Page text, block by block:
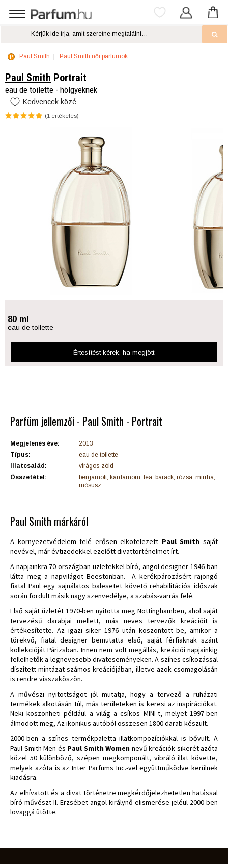
Paul Smith Paul Smith női parfümök
Paul Smith Portrait
eau de toilette - hölgyeknek
Kedvencek közé
(1 értékelés)
80 ml
eau de toilette
Értesítést kérek, ha megjött
Parfüm jellemzői - Paul Smith - Portrait
Megjelenés éve:
2013
Típus:
eau de toilette
Illatcsalád:
virágos-zöld
Összetétel:
bergamott, kardamom, tea, barack, rózsa, mirrha,
mósusz
Paul Smith márkáról
A környezetvédelem felé erősen elkötelezett Paul Smithsaját
nevével, már évtizedekkel ezelőtt divattörténelmet írt.
A napjainkra 70 országban üzletekkel bíró, angol designer 1946-ban
látta meg a napvilágot Beestonban. A kerékpározásért rajongó
fiatal Paul egy sajnálatos balesetet követő rehabilitációs időszak
során fordult másik nagy szenvedélye, a szabás-varrás felé.
Első saját üzletét 1970-ben nyitotta meg Nottinghamben, ahol saját
tervezésű darabjai mellett, más neves tervezők kreációit is
értékesítette. Az igazi siker 1976 után köszöntött be, amikor a
törekvő, fiatal designer bemutatta első, saját férfiaknak szánt
kollekcióját Párizsban. Innen nem volt megállás, kreációi napjainkig
fellelhetők a legnevesebb divateseményeken. A színes csíkozással
díszített mintázat számos kreációjában, illetve azok csomagolásán
is rendre visszaköszön.
A művészi nyitottságot jól mutatja, hogy a tervező a ruházati
termékek alkotásán túl, más területeken is keresi az inspirációkat.
Neki köszönheti például a világ a csíkos MINI-t, melyet 1997-ben
álmodott meg, Az ikonikus autóból összesen 1800 darab készült.
2000-ben a színes termékpaletta illatkompozíciókkal is bővült. A
Paul Smith Men és Paul Smith Women nevű kreációk sikerét azóta
közel 50 különböző, szépen megkomponált, vibráló illat követte,
melyek azóta is az Inter Parfums Inc.-vel együttműködve kerülnek
kiadásra.
Az elhívatott és a divat történetre megkérdőjelezhetetlen hatással
bíró művészt II. Erzsébet angol királynő elismerése jeléül 2000-ben
lovaggá ütötte.